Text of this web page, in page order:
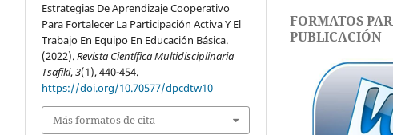
Estrategias De Aprendizaje Cooperativo
Para Fortalecer La Participación Activa Y El
Trabajo En Equipo En Educación Básica.
(2022).Revista Científica Multidisciplinaria
Tsafiki,3(1), 440-454.
https://doi.org/10.70577/dpcdtw10
Más formatos de cita
FORMATOS
PUBLICACIÓN